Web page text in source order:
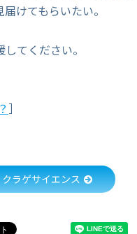
けてもらいたい。
てください。
］
クラゲサイエンス